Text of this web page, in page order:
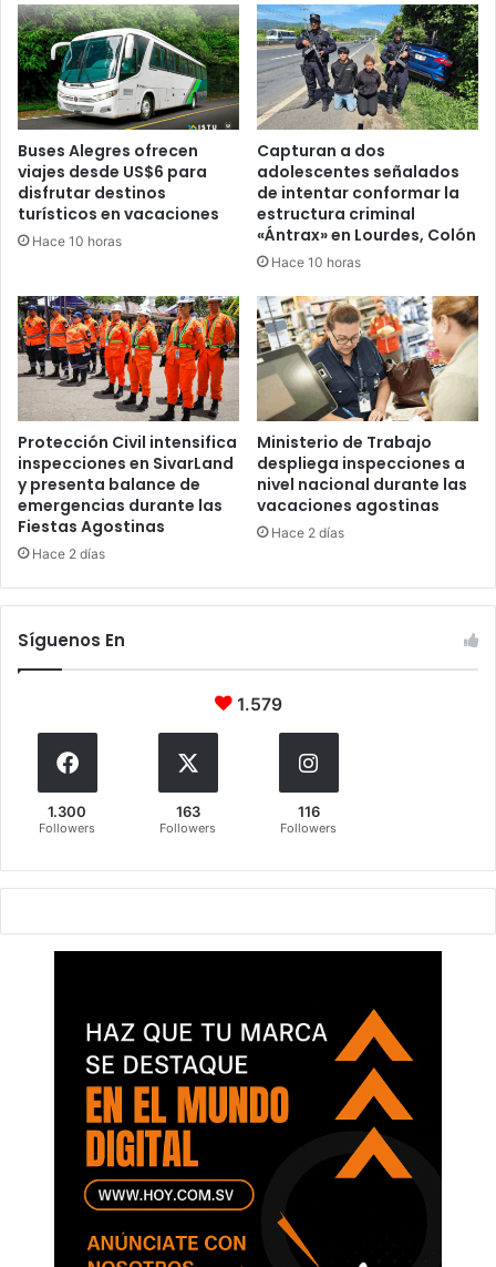
el
Caribe
Buses Alegres ofrecen
viajes desde US$6 para
disfrutar destinos
turísticos en vacaciones
Hace 10 horas
Capturan a dos
adolescentes señalados
de intentar conformar la
estructura criminal
«Ántrax» en Lourdes, Colón
Hace 10 horas
Protección Civil intensifica
inspecciones en SivarLand
y presenta balance de
emergencias durante las
Fiestas Agostinas
Hace 2 días
Ministerio de Trabajo
despliega inspecciones a
nivel nacional durante las
vacaciones agostinas
Hace 2 días
Síguenos En
1.579
1.300
Followers
163
Followers
116
Followers